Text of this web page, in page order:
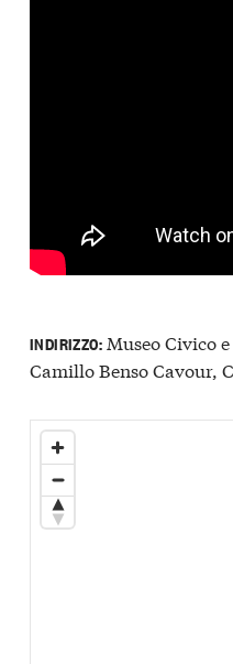
INDIRIZZO:Museo Civico
Camillo Benso Cavour,